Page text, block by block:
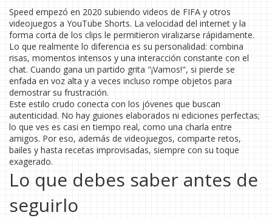
Speed empezó en 2020 subiendo videos de FIFA y otros
videojuegos a YouTube Shorts. La velocidad del internet y la
forma corta de los clips le permitieron viralizarse rápidamente.
Lo que realmente lo diferencia es su personalidad: combina
risas, momentos intensos y una interacción constante con el
chat. Cuando gana un partido grita "¡Vamos!", si pierde se
enfada en voz alta y a veces incluso rompe objetos para
demostrar su frustración.
Este estilo crudo conecta con los jóvenes que buscan
autenticidad. No hay guiones elaborados ni ediciones perfectas;
lo que ves es casi en tiempo real, como una charla entre
amigos. Por eso, además de videojuegos, comparte retos,
bailes y hasta recetas improvisadas, siempre con su toque
exagerado.
Lo que debes saber antes de
seguirlo